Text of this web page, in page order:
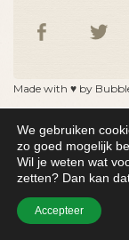
Made with ♥ by
We gebruiken
zo goed mogelijk
Wil je weten wat
zetten? Dan kan
Accepteer